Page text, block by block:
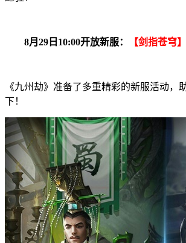
8月29日10:00开放新服： 【剑指苍穹】
《九州劫》准备了多重精彩的新服活动，
下！